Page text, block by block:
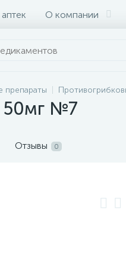
О компании
препараты
50мг №7
Отзывы 0